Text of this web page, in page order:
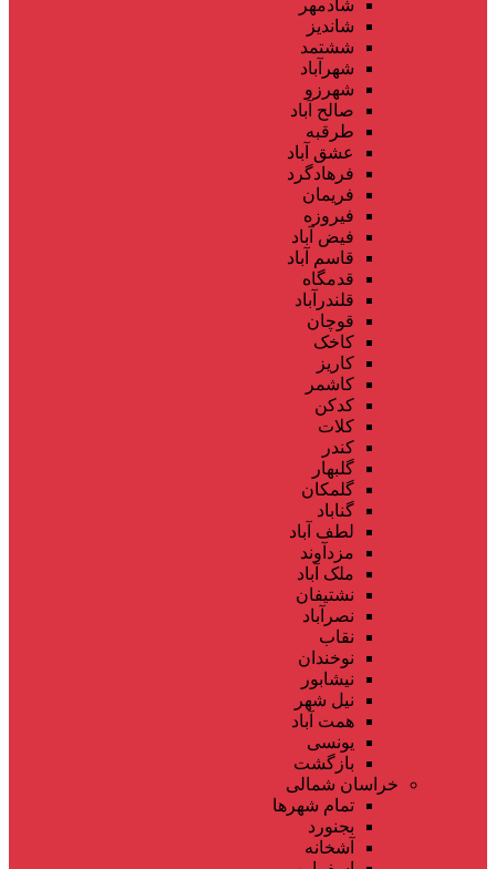
شادمهر
شاندیز
ششتمد
شهرآباد
شهرزو
صالح آباد
طرقبه
عشق آباد
فرهادگرد
فریمان
فیروزه
فیض آباد
قاسم آباد
قدمگاه
قلندرآباد
قوچان
کاخک
کاریز
کاشمر
کدکن
کلات
کندر
گلبهار
گلمکان
گناباد
لطف آباد
مزدآوند
ملک آباد
نشتیفان
نصرآباد
نقاب
نوخندان
نیشابور
نیل شهر
همت آباد
یونسی
بازگشت
خراسان شمالی
تمام شهر‌ها
بجنورد
آشخانه